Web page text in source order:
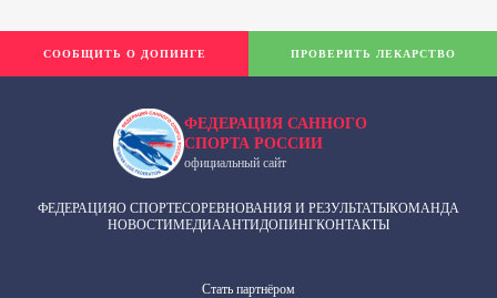
ФЕДЕРАЦИЯ САННОГО
СПОРТА РОССИИ
официальный сайт
ФЕДЕРАЦИЯО СПОРТЕСОРЕВНОВАНИЯ И РЕЗУЛЬТАТЫКОМАНДА
НОВОСТИМЕДИААНТИДОПИНГКОНТАКТЫ
Cтать партнёром
СООБЩИТЬ О ДОПИНГЕ ПРОВЕРИТЬ ЛЕКАРСТВО